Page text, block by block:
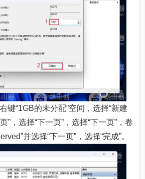
键“1GB的未分配”空间，选择“新建
”，选择“下一页”，选择“下一页”，卷
并选择“下一页”，选择“完成”。